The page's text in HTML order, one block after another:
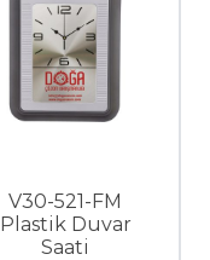
V30-521-FM
Plastik Duvar
Saati